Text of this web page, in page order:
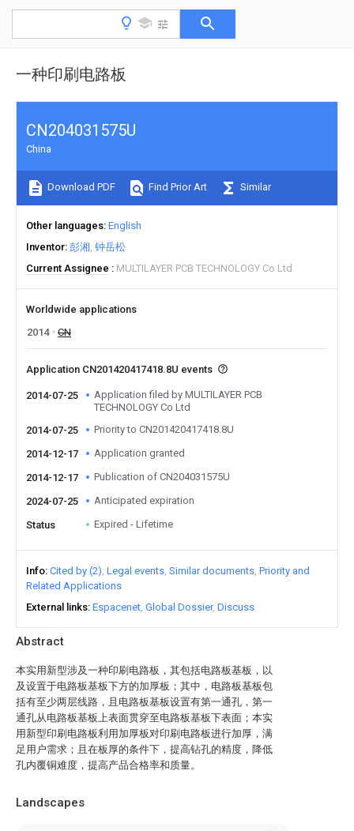
一种印刷电路板
Abstract
本实用新型涉及一种印刷电路板，其包括电路板基板，以
及设置于电路板基板下方的加厚板；其中，电路板基板包
括有至少两层线路，且电路板基板设置有第一通孔，第一
通孔从电路板基板上表面贯穿至电路板基板下表面；本实
用新型印刷电路板利用加厚板对印刷电路板进行加厚，满
足用户需求；且在板厚的条件下，提高钻孔的精度，降低
孔内覆铜难度，提高产品合格率和质量。
Landscapes
CN204031575U
China
Download PDF Find Prior Art Similar
Other languages English
Inventor 彭湘 钟岳松
Current Assignee
MULTILAYER PCB TECHNOLOGY Co Ltd
Worldwide applications
2014
CN
Application CN201420417418.8U events
2014-07-25
Application filed by MULTILAYER PCB
TECHNOLOGY Co Ltd
2014-07-25
Priority to CN201420417418.8U
2014-12-17 Application granted
2014-12-17 Publication of CN204031575U
2024-07-25 Anticipated expiration
Status Expired - Lifetime
Info Cited by (2) Legal events Similar documents Priority and
Related Applications
External links Espacenet Global Dossier Discuss